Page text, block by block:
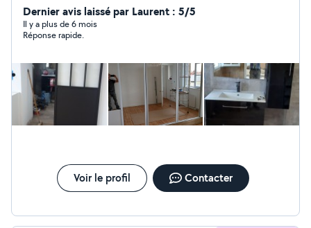
maison où appartement. Le travail est toujours soigné.
Dernier avis laissé par Laurent : 5/5
Il y a plus de 6 mois
Réponse rapide.
Voir le profil Contacter